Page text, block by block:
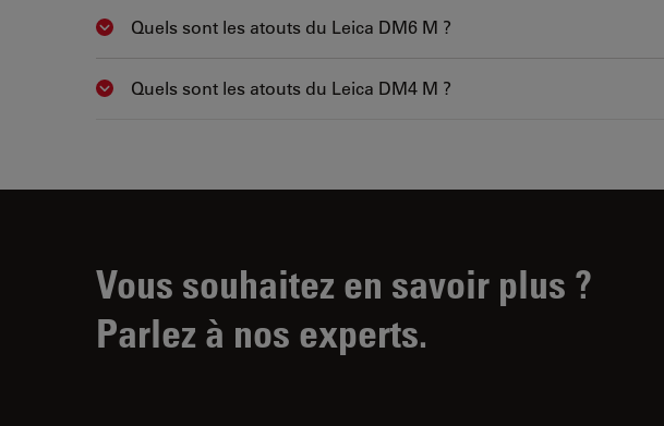
Show answer
Quels sont les atouts du Leica DM6 M ?
Show answer
Quels sont les atouts du Leica DM4 M ?
Vous souhaitez en savoir plus ?
Parlez à nos experts.